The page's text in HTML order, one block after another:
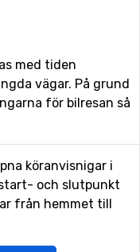
med tiden
vägar. På grund
för bilresan så
köranvisnigar i
start- och slutpunkt
från hemmet till